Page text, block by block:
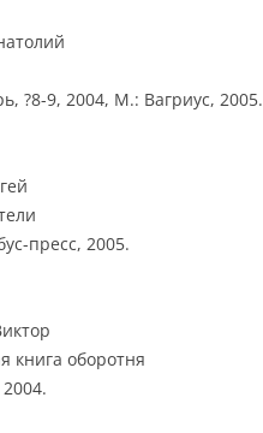
?8-9, 2004, М.: Вагриус, 2005.
пресс, 2005.
книга оборотня